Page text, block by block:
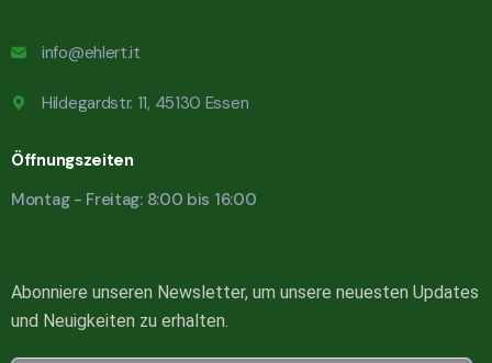
info@ehlert.it
Hildegardstr. 11, 45130 Essen
Öffnungszeiten
Montag - Freitag: 8:00 bis 16:00
Abonniere unseren Newsletter, um unsere neuesten Updates
und Neuigkeiten zu erhalten.